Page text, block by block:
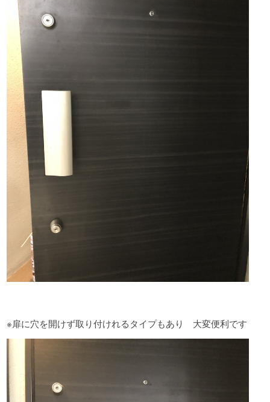
※扉に穴を開けず取り付けれるタイプもあり 大変便利です